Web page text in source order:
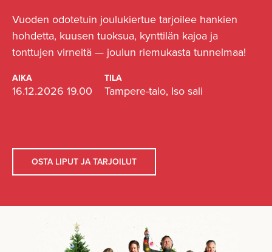
Vuoden odotetuin joulukiertue tarjoilee hankien
hohdetta, kuusen tuoksua, kynttilän kajoa ja
tonttujen virneitä — joulun riemukasta tunnelmaa!
AIKA
16.12.2026 19.00
TILA
Tampere-talo, Iso sali
OSTA LIPUT JA TARJOILUT